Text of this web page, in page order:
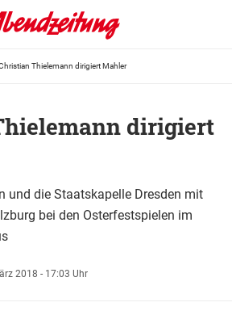
Thielemann dirigiert Mahler
dirigiert
und die Staatskapelle Dresden mit
bei den Osterfestspielen im
2018 - 17:03 Uhr